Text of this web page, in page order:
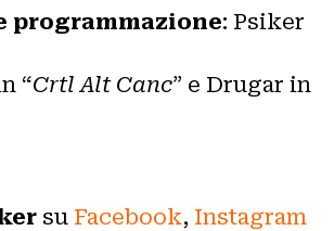
programmazione: Psiker
“Crtl Alt Canc” e Drugar in
su Facebook, Instagram